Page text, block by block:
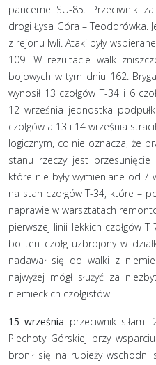
pancerne SU-85. Przeciwnik
drogi Łysa Góra – Teodorówka.
z rejonu Iwli. Ataki były
109. W rezultacie walk
bojowych w tym dniu 162.
wynosił 13 czołgów T-34 i 6
12 września jednostka
czołgów a 13 i 14 września
logicznym, co nie oznacza, że
stanu rzeczy jest przesunięcie
które nie były wymieniane od
na stan czołgów T-34, które –
naprawie w warsztatach
pierwszej linii lekkich czołgów
bo ten czołg uzbrojony w
nadawał się do walki z
najwyżej mógł służyć za
niemieckich czołgistów.
15 września przeciwnik siłami
Piechoty Górskiej przy
bronił się na rubieży